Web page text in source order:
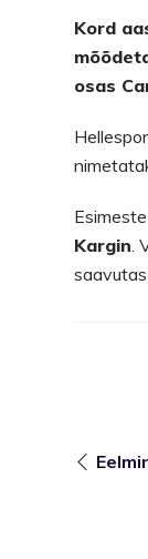
Kord
osas
Kargin .